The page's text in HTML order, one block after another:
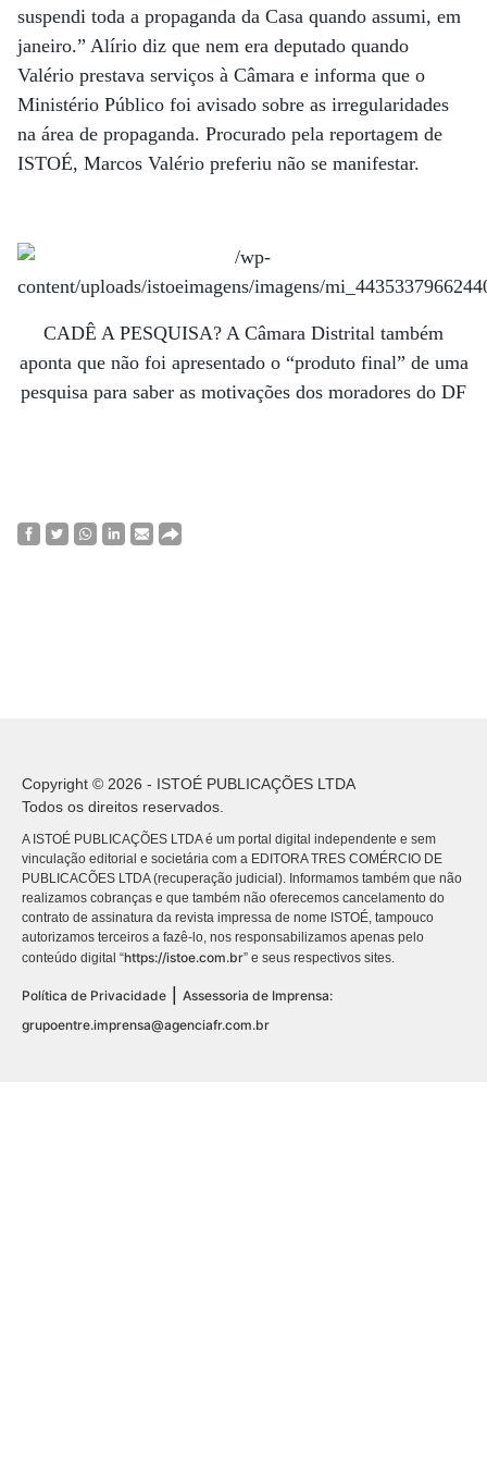
suspendi toda a propaganda da Casa quando assumi, em
janeiro.” Alírio diz que nem era deputado quando
Valério prestava serviços à Câmara e informa que o
Ministério Público foi avisado sobre as irregularidades
na área de propaganda. Procurado pela reportagem de
ISTOÉ, Marcos Valério preferiu não se manifestar.
CADÊ A PESQUISA? A Câmara Distrital também
aponta que não foi apresentado o “produto final” de uma
pesquisa para saber as motivações dos moradores do DF
Copyright © 2026 - ISTOÉ PUBLICAÇÕES LTDA
Todos os direitos reservados.
A ISTOÉ PUBLICAÇÕES LTDA é um portal digital independente e sem
vinculação editorial e societária com a EDITORA TRES COMÉRCIO DE
PUBLICACÕES LTDA (recuperação judicial). Informamos também que não
realizamos cobranças e que também não oferecemos cancelamento do
contrato de assinatura da revista impressa de nome ISTOÉ, tampouco
autorizamos terceiros a fazê-lo, nos responsabilizamos apenas pelo
conteúdo digital “https://istoe.com.br” e seus respectivos sites.
Política de Privacidade
Assessoria de Imprensa:
grupoentre.imprensa@agenciafr.com.br